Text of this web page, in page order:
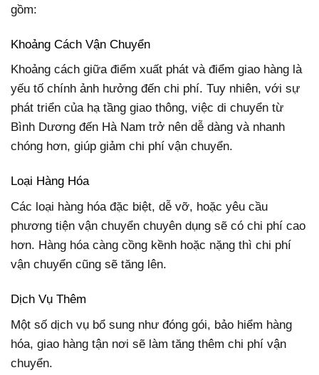
gồm:
Khoảng Cách Vận Chuyển
Khoảng cách giữa điểm xuất phát và điểm giao hàng là
yếu tố chính ảnh hưởng đến chi phí. Tuy nhiên, với sự
phát triển của hạ tầng giao thông, việc di chuyển từ
Bình Dương đến Hà Nam trở nên dễ dàng và nhanh
chóng hơn, giúp giảm chi phí vận chuyển.
Loại Hàng Hóa
Các loại hàng hóa đặc biệt, dễ vỡ, hoặc yêu cầu
phương tiện vận chuyển chuyên dụng sẽ có chi phí cao
hơn. Hàng hóa càng cồng kềnh hoặc nặng thì chi phí
vận chuyển cũng sẽ tăng lên.
Dịch Vụ Thêm
Một số dịch vụ bổ sung như đóng gói, bảo hiểm hàng
hóa, giao hàng tận nơi sẽ làm tăng thêm chi phí vận
chuyển.